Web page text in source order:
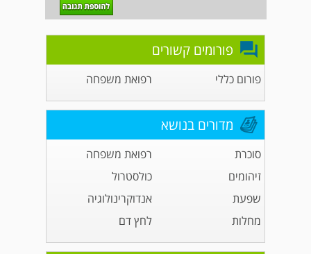
פורומים קשורים
פורום כללי רפואת משפחה
מדורים בנושא
סוכרת
רפואת משפחה
זיהומים
כולסטרול
שפעת
אנדוקרינולוגיה
מחלות
לחץ דם